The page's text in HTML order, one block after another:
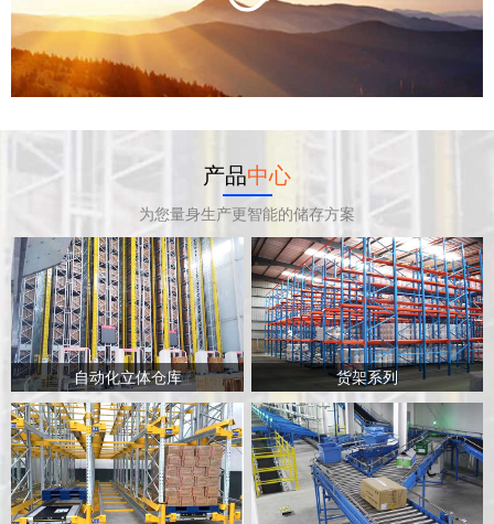
产品中心
为您量身生产更智能的储存方案
自动化立体仓库 货架系列